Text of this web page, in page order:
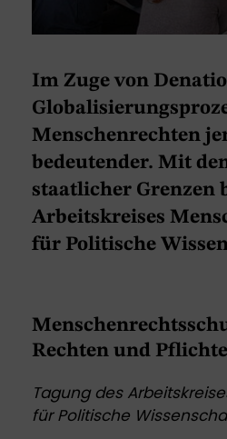
Im Zuge von
Menschenrechten
bedeutender. Mit
staatlicher Grenzen
Arbeitskreises
für Politische
Rechten und
Tagung des
für Politische